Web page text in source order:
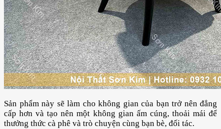
Sản phẩm này sẽ làm cho không gian của bạn trở nên đẳng
cấp hơn và tạo nên một không gian ấm cúng, thoải mái để
thưởng thức cà phê và trò chuyện cùng bạn bè, đối tác.